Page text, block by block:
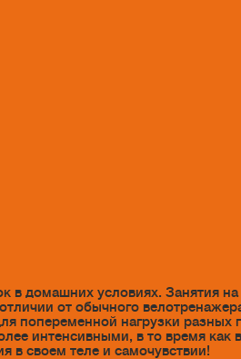
домашних условиях. Занятия на
от обычного
попеременной нагрузки
интенсивными, в то время как
в своем теле и самочувствии!